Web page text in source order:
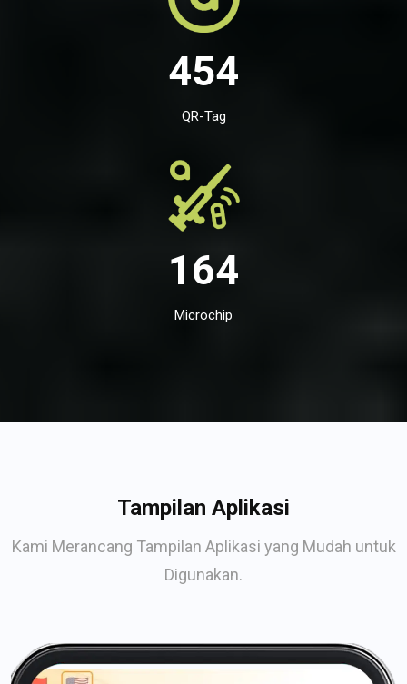
454
QR-Tag
164
Microchip
Tampilan Aplikasi
Kami Merancang Tampilan Aplikasi yang Mudah untuk
Digunakan.